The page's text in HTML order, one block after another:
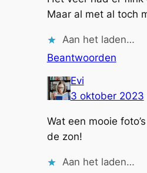
Maar al met al toch
Aan het laden…
Beantwoorden
Evi
3 oktober 2023
Wat een mooie
de zon!
Aan het laden…